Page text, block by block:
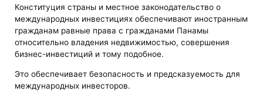
Конституция страны и местное законодательство о
международных инвестициях обеспечивают иностранным
гражданам равные права с гражданами Панамы
относительно владения недвижимостью, совершения
бизнес-инвестиций и тому подобное.
Это обеспечивает безопасность и предсказуемость для
международных инвесторов.